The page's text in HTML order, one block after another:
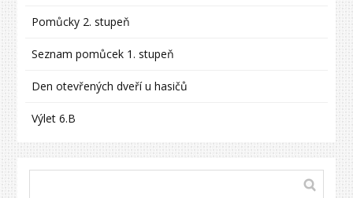
Pomůcky 2. stupeň
Seznam pomůcek 1. stupeň
Den otevřených dveří u hasičů
Výlet 6.B